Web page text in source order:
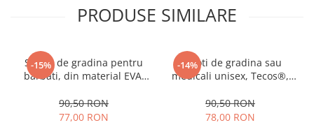
PRODUSE SIMILARE
-15%
Saboti de gradina pentru
barbati, din material EVA,
cu gauri pentru circulatia
aerului, foarte usori, 26
90,50 RON
77,00 RON
-14%
Saboti de gradina sau
medicali unisex, Tecos®,
marime 44, cu gauri pentru
circulatia aerului, foarte
90,50 RON
78,00 RON